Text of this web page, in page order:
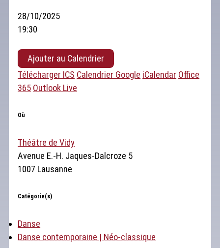
28/10/2025
19:30
Ajouter au Calendrier
Télécharger ICS Calendrier Google iCalendar Office
365 Outlook Live
Où
Théâtre de Vidy
Avenue E.-H. Jaques-Dalcroze 5
1007 Lausanne
Catégorie(s)
Danse
Danse contemporaine | Néo-classique